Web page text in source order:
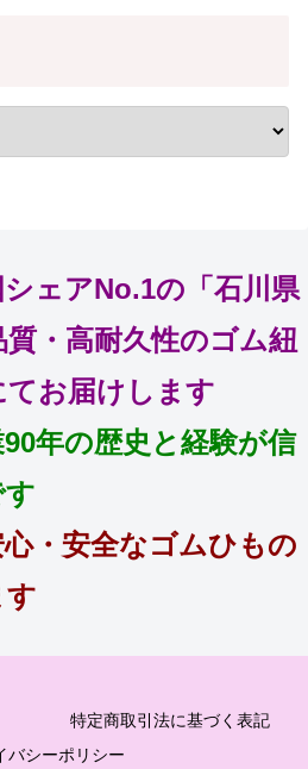
ェアNo.1の「石川県
・高耐久性のゴム紐
てお届けします
年の歴史と経験が信
・安全なゴムひもの
す
特定商取引法に基づく表記
バシーポリシー